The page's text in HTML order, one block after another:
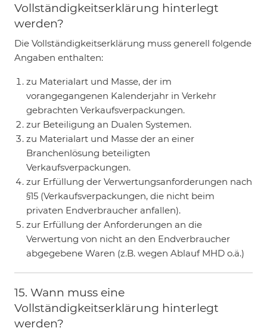
Vollständigkeitserklärung hinterlegt
werden?
Die Vollständigkeitserklärung muss generell folgende
Angaben enthalten:
zu Materialart und Masse, der im
vorangegangenen Kalenderjahr in Verkehr
gebrachten Verkaufsverpackungen.
zur Beteiligung an Dualen Systemen.
zu Materialart und Masse der an einer
Branchenlösung beteiligten
Verkaufsverpackungen.
zur Erfüllung der Verwertungsanforderungen nach
§15 (Verkaufsverpackungen, die nicht beim
privaten Endverbraucher anfallen).
zur Erfüllung der Anforderungen an die
Verwertung von nicht an den Endverbraucher
abgegebene Waren (z.B. wegen Ablauf MHD o.ä.)
15. Wann muss eine
Vollständigkeitserklärung hinterlegt
werden?